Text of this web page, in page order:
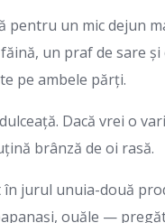
pentru un mic dejun
un praf de sare și
pe ambele părți.
Dacă vrei o
brânză de oi rasă.
jurul unuia-două
ouăle —